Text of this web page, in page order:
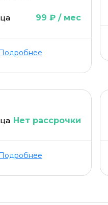
99 ₽ / мес
Нет рассрочки